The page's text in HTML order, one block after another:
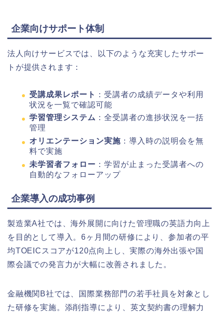
企業向けサポート体制
法人向けサービスでは、以下のような充実したサポー
トが提供されます：
受講成果レポート
：受講者の成績データや利用
状況を一覧で確認可能
学習管理システム ：全受講者の進捗状況を一括
管理
オリエンテーション実施 ：導入時の説明会を無
料で実施
未学習者フォロー ：学習が止まった受講者への
自動的なフォローアップ
企業導入の成功事例
製造業A社では、海外展開に向けた管理職の英語力向上
を目的として導入。6ヶ月間の研修により、参加者の平
均TOEICスコアが120点向上し、実際の海外出張や国
際会議での発言力が大幅に改善されました。
金融機関B社では、国際業務部門の若手社員を対象とし
た研修を実施。添削指導により、英文契約書の理解力